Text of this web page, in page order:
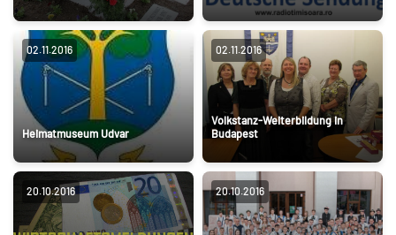
02.11.2016
Heimatmuseum Udvar
02.11.2016
Volkstanz-Weiterbildung in
Budapest
20.10.2016 20.10.2016